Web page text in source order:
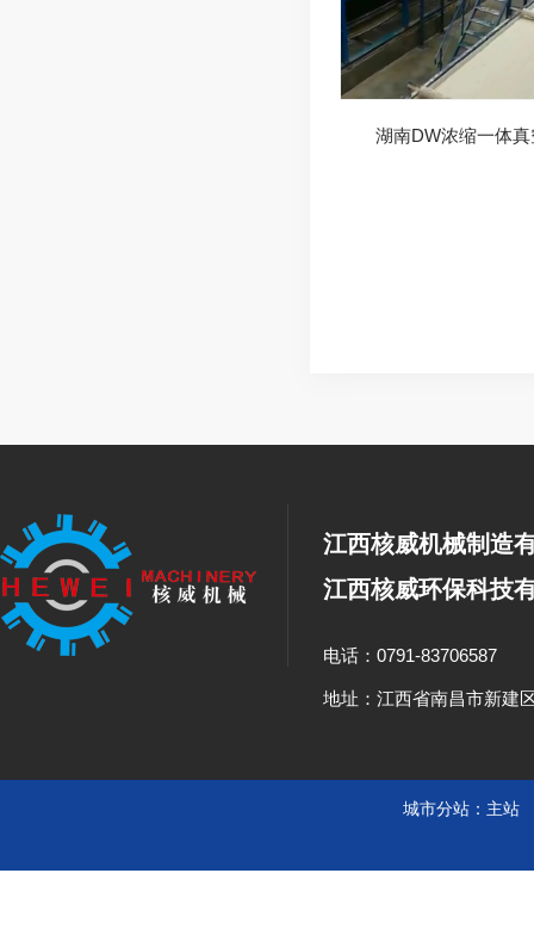
湖南DW浓缩一体
江西核威机械制造
江西核威环保科技
电话：0791-83706587
地址：江西省南昌市新建
城市分站： 主站